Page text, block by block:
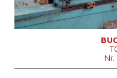
Consumul total de energie
Geutatea mașinii